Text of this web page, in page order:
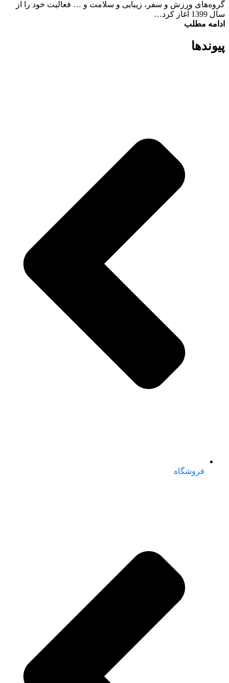
گروه‌های ورزش و سفر، زیبایی و سلامت و … فعالیت خود را از
سال 1399 آغاز کرد…
ادامه مطلب
پیوند‌ها
فروشگاه